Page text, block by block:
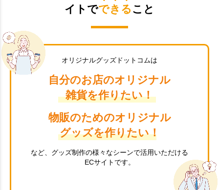
イトでできる こと
オリジナルグッズドットコムは
自分のお店のオリジナル
雑貨を作りたい！
物販のためのオリジナル
グッズを作りたい！
など、グッズ制作の様々なシーンで活用いただける
ECサイトです。